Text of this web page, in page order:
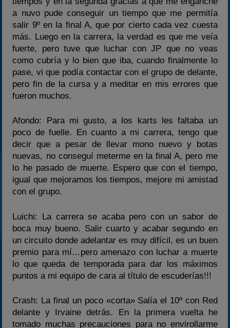
a nuvo pude conseguir un tiempo que me permitía
salir 9º en la final A, que por cierto cada vez cuesta
más. Luego en la carrera, la verdad es que me veía
fuerte, pero tuve que luchar con JP que no veas
como cubría y lo bien que iba, cuando finalmente lo
pase, vi que podía contactar con el grupo de delante,
pero fin de la cursa y a meditar en mis errores que
fueron muchos.
Afondo: Para mi gusto, a los karts les faltaba un
poco de fuelle. En cuanto a mi carrera, tengo que
decir que a pesar de llevar mono nuevo y botas
nuevas, no conseguí meterme en la final A, pero me
lo he pasado de muerte. Espero que con el tiempo,
igual que mejoramos los tiempos, mejore mi amistad
con el grupo.
Luichi: La carrera se acaba pero con un sabor de
boca muy bueno. Salir cuarto y acabar segundo en
un circuito donde adelantar es muy difícil, es un buen
premio para mí…pero amenazo con luchar a muerte
lo que queda de temporada para dar los máximos
puntos a mi equipo de cara al título de escuderías!!!
Crash: La final un poco «corta» Salía el 10º con Red
delante y Irvaine detrás. En la primera vuelta he
tomado muchas precauciones para no envirollarme